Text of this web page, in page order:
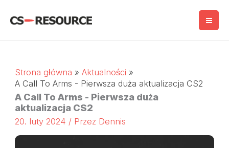
Strona główna
Aktualności
A Call To Arms - Pierwsza duża aktualizacja CS2
A Call To Arms - Pierwsza duża
aktualizacja CS2
20. luty 2024 / Przez Dennis